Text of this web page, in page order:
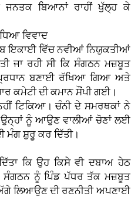
ਜਨਤਕ ਬਿਆਨਾਂ ਰਾਹੀਂ ਖੁੱਲ੍ਹ ਕੇ
ਵਿਵਾਦ
ਇਕਾਈ ਵਿੱਚ ਨਵੀਆਂ ਨਿਯੁਕਤੀਆਂ
ਜਾ ਰਹੀ ਸੀ ਕਿ ਸੰਗਠਨ ਮਜ਼ਬੂਤ
ਪ੍ਰਧਾਨ ਬਣਾਈ ਰੱਖਿਆ ਗਿਆ ਅਤੇ
ਕਮੇਟੀ ਦੀ ਕਮਾਨ ਸੌਂਪੀ ਗਈ।
ਟਿਕਿਆ। ਚੰਨੀ ਦੇ ਸਮਰਥਕਾਂ ਨੇ
ਨੂੰ ਆਉਣ ਵਾਲੀਆਂ ਚੋਣਾਂ ਲਈ
ਮੰਗ ਸ਼ੁਰੂ ਕਰ ਦਿੱਤੀ।
ਕਿ ਉਹ ਕਿਸੇ ਵੀ ਦਬਾਅ ਹੇਠ
ਸੰਗਠਨ ਨੂੰ ਪਿੰਡ ਪੱਧਰ ਤੱਕ ਮਜ਼ਬੂਤ
ਲਿਆਉਣ ਦੀ ਰਣਨੀਤੀ ਅਪਣਾਈ